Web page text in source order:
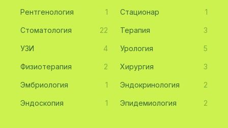
Рентгенология 1 Стационар 1
Стоматология 22 Терапия 3
УЗИ 4 Урология 5
Физиотерапия 2 Хирургия 3
Эмбриология 1 Эндокринология 2
Эндоскопия 1 Эпидемиология 2